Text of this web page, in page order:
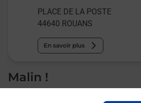
PLACE DE LA POSTE
44640 ROUANS
En savoir plus
Malin !